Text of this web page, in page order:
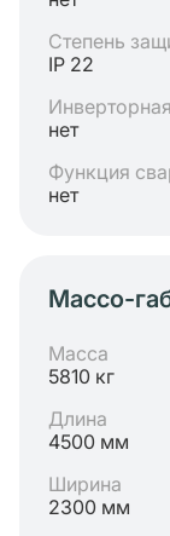
Степень
IP 22
нет
Функция
нет
Массо-
Масса
5810 кг
Длина
4500 мм
Ширина
2300 мм